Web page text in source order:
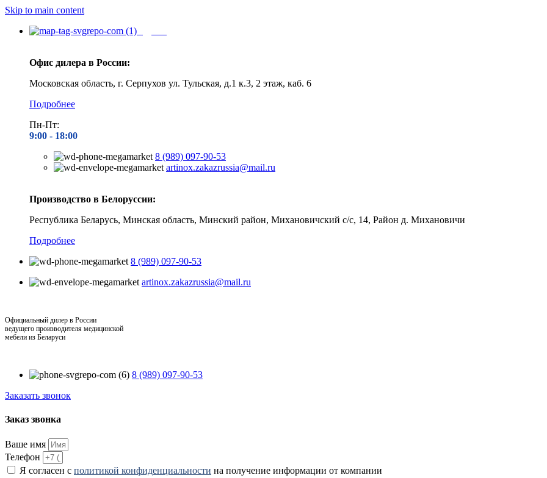
Skip to main content
Офис дилера в России:
Московская область, г. Серпухов ул. Тульская, д.1 к.3, 2 этаж, каб. 6
Подробнее
Пн-Пт:
9:00 - 18:00
8 (989) 097-90-53
artinox.zakazrussia@mail.ru
Производство в Белоруссии:
Республика Беларусь, Минская область, Минский район, Михановичский с/с, 14, Район д. Михановичи
Подробнее
8 (989) 097-90-53
artinox.zakazrussia@mail.ru
Официальный дилер в России
ведущего производителя медицинской
мебели из Беларуси
8 (989) 097-90-53
Заказать звонок
Заказ звонка
Ваше имя
Телефон
Я согласен с политикой конфиденциальности на получение информации от компании